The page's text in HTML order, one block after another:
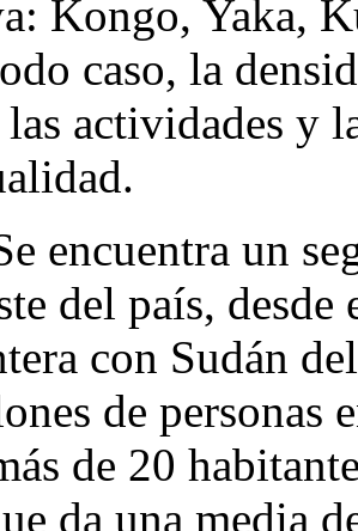
Kongo, Yaka,
caso, la
actividades y
encuentra un
del país, desde
con Sudán
de personas
de 20
da una media